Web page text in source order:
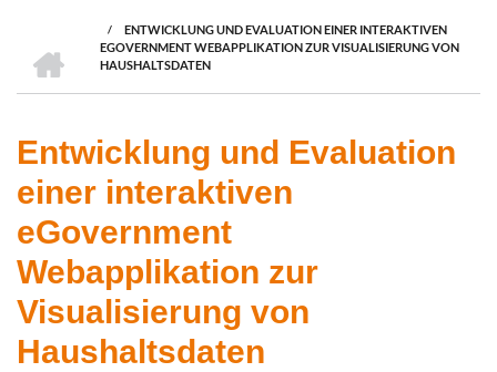
BREADCRUMB
/
ENTWICKLUNG UND EVALUATION EINER INTERAKTIVEN
EGOVERNMENT WEBAPPLIKATION ZUR VISUALISIERUNG VON
HAUSHALTSDATEN
Entwicklung und Evaluation
einer interaktiven
eGovernment
Webapplikation zur
Visualisierung von
Haushaltsdaten